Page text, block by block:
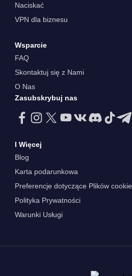
Naciskać
VPN dla biznesu
Wsparcie
FAQ
Skontaktuj się z Nami
O Nas
Zasubskrybuj nas
I Więcej
Blog
Karta podarunkowa
Preferencje dotyczące Plików cookie
Polityka Prywatności
Warunki Usługi